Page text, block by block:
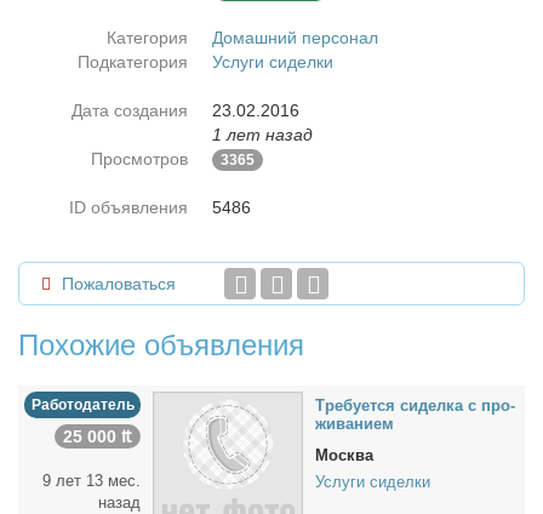
Категория
Домашний персонал
Подкатегория
Услуги сиделки
Дата создания
23.02.2016
1 лет назад
Просмотров
3365
ID объявления 5486
Пожаловаться
Похожие объявления
Работодатель
25 000 ₶
9 лет 13 мес.
назад
Тре­бу­ет­ся си­дел­ка с про­
жи­ва­ни­ем
Москва
Услуги сиделки